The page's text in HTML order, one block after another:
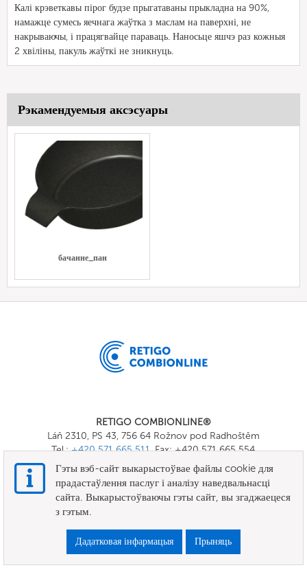
Калі крэветкавы пірог будзе прыгатаваны прыкладна на 90%,
намажце сумесь яечнага жаўтка з маслам на паверхні, не
накрываючы, і працягвайце параваць. Наносьце яшчэ раз кожныя
2 хвіліны, пакуль жаўткі не зникнуць.
Рэкамендуемыя аксэсуары
бачанне_пан
RETIGO COMBIONLINE®
Láň 2310, PS 43, 756 64 Rožnov pod Radhoštěm
Tel.:+420 571 665 511, Fax: +420 571 665 554
E-mail:
info@combionline.com
УМОВЫ
Гэты вэб-сайт выкарыстоўвае файлы cookie для
прадастаўлення паслуг і аналізу наведвальнасці
сайта. Выкарыстоўваючы гэты сайт, вы згаджаецеся
з гэтым.
Дадатковая інфармацыя Прыняць